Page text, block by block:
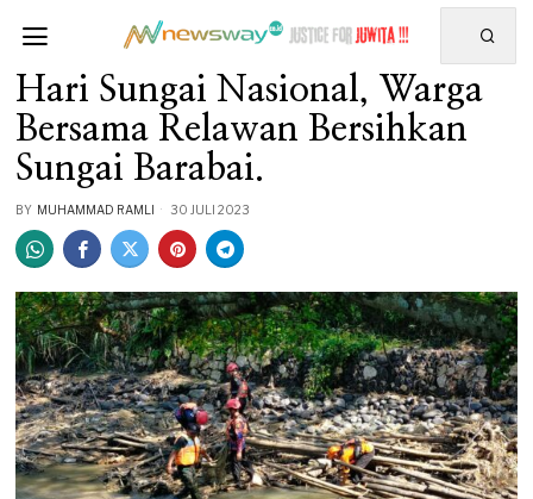
Hari Sungai Nasional, Warga
Bersama Relawan Bersihkan
Sungai Barabai.
BY MUHAMMAD RAMLI 30 JULI 2023